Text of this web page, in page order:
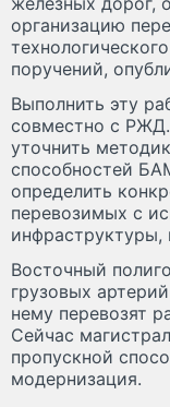
организацию
поручений,
Выполнить эту
совместно с
уточнить
способностей
определить
перевозимых с
инфраструктуры,
Восточный
грузовых
нему перевозят
Сейчас
пропускной
модернизация.